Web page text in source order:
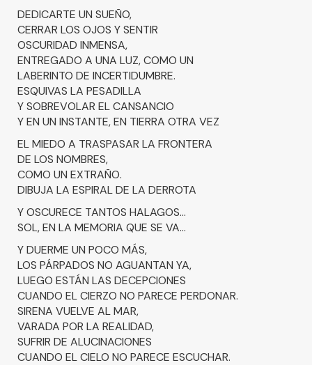
DEDICARTE UN SUEÑO,
CERRAR LOS OJOS Y SENTIR
OSCURIDAD INMENSA,
ENTREGADO A UNA LUZ, COMO UN
LABERINTO DE INCERTIDUMBRE.
ESQUIVAS LA PESADILLA
Y SOBREVOLAR EL CANSANCIO
Y EN UN INSTANTE, EN TIERRA OTRA VEZ
EL MIEDO A TRASPASAR LA FRONTERA
DE LOS NOMBRES,
COMO UN EXTRAÑO.
DIBUJA LA ESPIRAL DE LA DERROTA
Y OSCURECE TANTOS HALAGOS...
SOL, EN LA MEMORIA QUE SE VA...
Y DUERME UN POCO MÁS,
LOS PÁRPADOS NO AGUANTAN YA,
LUEGO ESTÁN LAS DECEPCIONES
CUANDO EL CIERZO NO PARECE PERDONAR.
SIRENA VUELVE AL MAR,
VARADA POR LA REALIDAD,
SUFRIR DE ALUCINACIONES
CUANDO EL CIELO NO PARECE ESCUCHAR.